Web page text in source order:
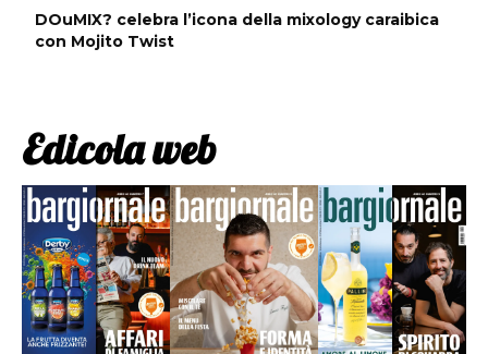
DOuMIX? celebra l’icona della mixology caraibica
con Mojito Twist
Edicola web